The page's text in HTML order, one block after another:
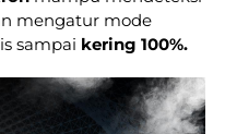
mengatur mode
sampai kering 100%.